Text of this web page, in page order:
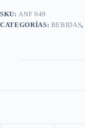
SKU: ANF 049
CATEGORÍAS: BEBIDAS,